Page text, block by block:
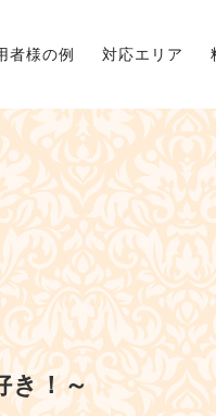
者様の例 対応エリア
き！～